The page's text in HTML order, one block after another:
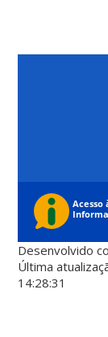
Desenvolvido
Última
14:28:31